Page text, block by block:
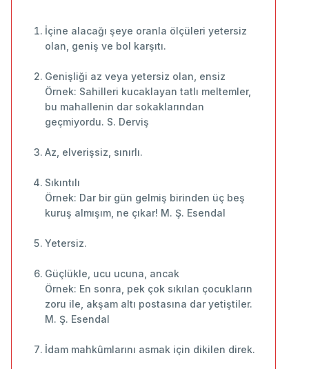
İçine alacağı şeye oranla ölçüleri yetersiz
olan, geniş ve bol karşıtı.
Genişliği az veya yetersiz olan, ensiz
Örnek: Sahilleri kucaklayan tatlı meltemler,
bu mahallenin dar sokaklarından
geçmiyordu. S. Derviş
Az, elverişsiz, sınırlı.
Sıkıntılı
Örnek: Dar bir gün gelmiş birinden üç beş
kuruş almışım, ne çıkar! M. Ş. Esendal
Yetersiz.
Güçlükle, ucu ucuna, ancak
Örnek: En sonra, pek çok sıkılan çocukların
zoru ile, akşam altı postasına dar yetiştiler.
M. Ş. Esendal
İdam mahkûmlarını asmak için dikilen direk.